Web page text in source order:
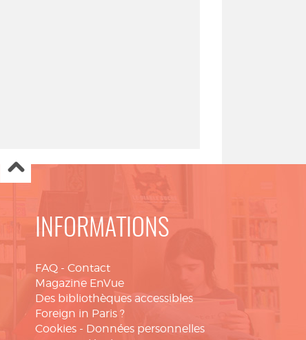
INFORMATIONS
FAQ - Contact
Magazine EnVue
Des bibliothèques accessibles
Foreign in Paris ?
Cookies - Données personnelles